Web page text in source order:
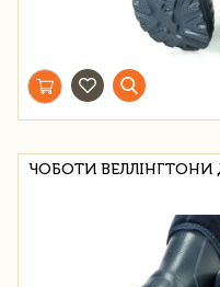
ЧОБОТИ ВЕЛЛІНГТОНИ